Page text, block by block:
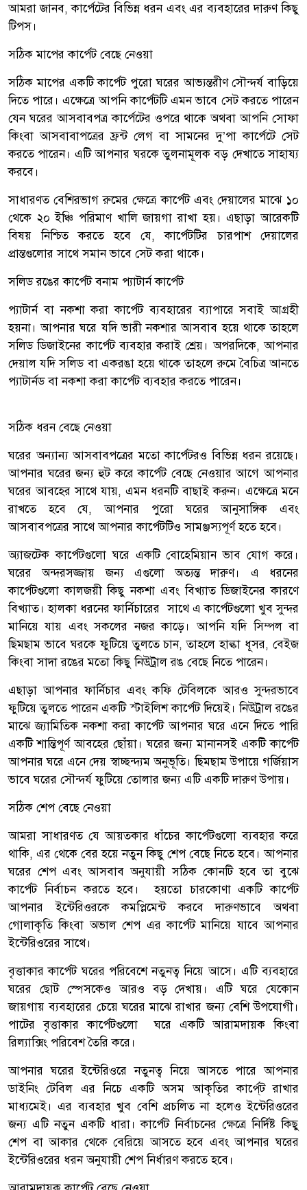
আমরা জানব, কার্পেটের বিভিন্ন ধরন এবং এর ব্যবহারের দারুণ কিছু
টিপস।
সঠিক মাপের কার্পেট বেছে নেওয়া
সঠিক মাপের একটি কার্পেট পুরো ঘরের আভ্যন্তরীণ সৌন্দর্য বাড়িয়ে
দিতে পারে। এক্ষেত্রে আপনি কার্পেটটি এমন ভাবে সেট করতে পারেন
যেন ঘরের আসবাবপত্র কার্পেটের ওপরে থাকে অথবা আপনি সোফা
কিংবা আসবাবাপত্রের ফ্রন্ট লেগ বা সামনের দু’পা কার্পেটে সেট
করতে পারেন। এটি আপনার ঘরকে তুলনামূলক বড় দেখাতে সাহায্য
করবে।
সাধারণত বেশিরভাগ রুমের ক্ষেত্রে কার্পেট এবং দেয়ালের মাঝে ১০
থেকে ২০ ইঞ্চি পরিমাণ খালি জায়গা রাখা হয়। এছাড়া আরেকটি
বিষয় নিশ্চিত করতে হবে যে, কার্পেটটির চারপাশ দেয়ালের
প্রান্তগুলোর সাথে সমান ভাবে সেট করা থাকে।
সলিড রঙের কার্পেট বনাম প্যাটার্ন কার্পেট
প্যাটার্ন বা নকশা করা কার্পেট ব্যবহারের ব্যাপারে সবাই আগ্রহী
হয়না। আপনার ঘরে যদি ভারী নকশার আসবাব হয়ে থাকে তাহলে
সলিড ডিজাইনের কার্পেট ব্যবহার করাই শ্রেয়। অপরদিকে, আপনার
দেয়াল যদি সলিড বা একরঙা হয়ে থাকে তাহলে রুমে বৈচিত্র আনতে
প্যাটার্নড বা নকশা করা কার্পেট ব্যবহার করতে পারেন।
সঠিক ধরন বেছে নেওয়া
ঘরের অন্যান্য আসবাবপত্রের মতো কার্পেটরও বিভিন্ন ধরন রয়েছে।
আপনার ঘরের জন্য হুট করে কার্পেট বেছে নেওয়ার আগে আপনার
ঘরের আবহের সাথে যায়, এমন ধরনটি বাছাই করুন। এক্ষেত্রে মনে
রাখতে হবে যে, আপনার পুরো ঘরের আনুসাঙ্গিক এবং
আসবাবপত্রের সাথে আপনার কার্পেটটিও সামঞ্জস্যপূর্ণ হতে হবে।
অ্যাজটেক কার্পেটগুলো ঘরে একটি বোহেমিয়ান ভাব যোগ করে।
ঘরের অন্দরসজ্জায় জন্য এগুলো অত্যন্ত দারুণ। এ ধরনের
কার্পেটগুলো কালজয়ী কিছু নকশা এবং বিখ্যাত ডিজাইনের কারণে
বিখ্যাত। হালকা ধরনের ফার্নিচারের সাথে এ কার্পেটগুলো খুব সুন্দর
মানিয়ে যায় এবং সকলের নজর কাড়ে। আপনি যদি সিম্পল বা
ছিমছাম ভাবে ঘরকে ফুটিয়ে তুলতে চান, তাহলে হাল্কা ধূসর, বেইজ
কিংবা সাদা রঙের মতো কিছু নিউট্রাল রঙ বেছে নিতে পারেন।
এছাড়া আপনার ফার্নিচার এবং কফি টেবিলকে আরও সুন্দরভাবে
ফুটিয়ে তুলতে পারেন একটি স্টাইলিশ কার্পেট দিয়েই। নিউট্রাল রঙের
মাঝে জ্যামিতিক নকশা করা কার্পেট আপনার ঘরে এনে দিতে পারি
একটি শান্তিপূর্ণ আবহের ছোঁয়া। ঘরের জন্য মানানসই একটি কার্পেট
আপনার ঘরে এনে দেয় স্বাচ্ছন্দ্যম অনুভূতি। ছিমছাম উপায়ে গর্জিয়াস
ভাবে ঘরের সৌন্দর্য ফুটিয়ে তোলার জন্য এটি একটি দারুণ উপায়।
সঠিক শেপ বেছে নেওয়া
আমরা সাধারণত যে আয়তকার ধাঁচের কার্পেটগুলো ব্যবহার করে
থাকি, এর থেকে বের হয়ে নতুন কিছু শেপ বেছে নিতে হবে। আপনার
ঘরের শেপ এবং আসবাব অনুযায়ী সঠিক কোনটি হবে তা বুঝে
কার্পেট নির্বাচন করতে হবে। হয়তো চারকোণা একটি কার্পেট
আপনার ইন্টেরিওরকে কমপ্লিমেন্ট করবে দারুণভাবে অথবা
গোলাকৃতি কিংবা অভাল শেপ এর কার্পেট মানিয়ে যাবে আপনার
ইন্টেরিওরের সাথে।
বৃত্তাকার কার্পেট ঘরের পরিবেশে নতুনত্ব নিয়ে আসে। এটি ব্যবহারে
ঘরের ছোট স্পেসকেও আরও বড় দেখায়। এটি ঘরে যেকোন
জায়গায় ব্যবহারের চেয়ে ঘরের মাঝে রাখার জন্য বেশি উপযোগী।
পাটের বৃত্তাকার কার্পেটগুলো ঘরে একটি আরামদায়ক কিংবা
রিল্যাক্সিং পরিবেশ তৈরি করে।
আপনার ঘরের ইন্টেরিওরে নতুনত্ব নিয়ে আসতে পারে আপনার
ডাইনিং টেবিল এর নিচে একটি অসম আকৃতির কার্পে্ট রাখার
মাধ্যমেই। এর ব্যবহার খুব বেশি প্রচলিত না হলেও ইন্টেরিওরের
জন্য এটি নতুন একটি ধারা। কার্পেট নির্বাচনের ক্ষেত্রে নির্দিষ্ট কিছু
শেপ বা আকার থেকে বেরিয়ে আসতে হবে এবং আপনার ঘরের
ইন্টেরিওরের ধরন অনুযায়ী শেপ নির্ধারণ করতে হবে।